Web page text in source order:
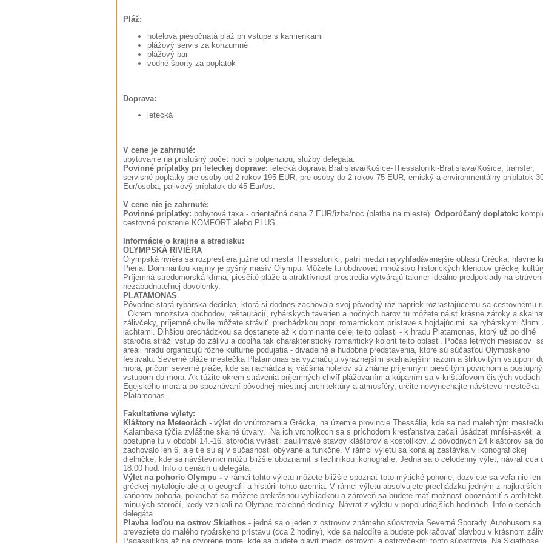
Pláž:
hotelová piesočnatá pláž pri vstupe s kamienkami
plážový servis za konzumné
plážový bar
vodné športy za poplatok
Doprava:
letecká
V cene je zahrnuté:
ubytovanie na príslušný počet nocí s polpenziou, služby delegáta.
Povinné príplatky pri leteckej doprave: letecká doprava Bratislava/Košice-Thessaloniki-Bratislava/Košice, transfer,
servisné poplatky pre osoby od 2 rokov 195 EUR, pre osoby do 2 rokov 75 EUR, emiský a environmentálny príplatok
Eur/osoba, palivový príplatok do 45 Eur/os.
V cene nie je zahrnuté:
Povinné príplatky: pobytová taxa - orientačná cena 7 EUR/izba/noc (platba na mieste). Odporúčaný doplatok:
cestovné poistenie KOMFORT alebo PLUS.
Informácie o krajine a stredisku:
OLYMPSKÁ RIVIÉRA
Olympská riviéra sa rozprestiera južne od mesta Thessaloniki, patrí medzi najvyhľadávanejšie oblasti Grécka, hlavne
Pieria. Dominantou krajiny je pyšný masív Olympu. Môžete tu obdivovať množstvo historických klenotov gréckej
Príjemná stredomorská klíma, piesčité pláže a atraktívnosť prostredia vytvárajú takmer ideálne predpoklady na
nezabudnuteľnej dovolenky.
PLATAMONAS
Pôvodne stará rybárska dedinka, ktorá si dodnes zachovala svoj pôvodný ráz napriek rozrastajúcemu sa cestovnému
. Okrem množstva obchodov, reštaurácií, rybárskych taverien a nočných barov tu môžete nájsť krásne zátoky a
zálivčeky, príjemné chvíle môžete stráviť prechádzkou popri romantickom prístave s hojdajúcimi sa rybárskymi člnmi
jachtami. Dlhšiou prechádzkou sa dostanete až k dominante celej tejto oblasti - k hradu Platamonas, ktorý už po dlhé
stáročia stráži vstup do zálivu a dopĺňa tak charakteristický romantický kolorit tejto oblasti. Počas letných mesiacov
areáli hradu organizujú rôzne kultúrne podujatia - divadelné a hudobné predstavenia, ktoré sú súčasťou Olympského
festivalu. Severné pláže mestečka Platamonas sa vyznačujú výraznejším skalnatejším rázom a štrkovitým vstupom
mora, pričom severné pláže, kde sa nachádza aj väčšina hotelov sú známe príjemným piesčitým povrchom a
vstupom do mora. Ak túžite okrem strávenia príjemných chvíľ plážovaním a kúpaním sa v krišťáľovom čistých vodách
Egejského mora a po spoznávaní pôvodnej miestnej architektúry a atmosféry, určite nevynechajte návštevu mestečka
Platamonas.
Fakultatívne výlety:
Kláštory na Meteorách - výlet do vnútrozemia Grécka, na územie provincie Thessália, kde sa nad malebným
Kalambaka týčia zvláštne skalné útvary. Na ich vrcholkoch sa s príchodom kresťanstva začali úsádzať mnísi-askéti a
postupne tu v období 14.-16. storočia vyrástli zaujímavé stavby kláštorov a kostolíkov. Z pôvodných 24 kláštorov sa
zachovalo len 6, ale tie sú aj v súčasnosti obývané a funkčné. V rámci výletu sa koná aj zastávka v ikonografickej
dielničke, kde sa návštevníci môžu bližšie oboznámiť s technikou ikonografie. Jedná sa o celodenný výlet, návrat cca
18.00 hod. Info o cenách u delegáta.
Výlet na pohorie Olympu - v rámci tohto výletu môžete bližšie spoznať toto mýtické pohorie, dozviete sa veľa nie len
gréckej mytológie ale aj o geografii a histórii tohto územia. V rámci výletu absolvujete prechádzku jedným z najkrajších
kaňonov pohoria, pokochať sa môžete prekrásnou vyhliadkou a zároveň sa budete mať možnosť oboznámiť s
minulých storočí, kedy vznikali na Olympe malebné dedinky. Návrat z výletu v popoludňajších hodinách. Info o cenách
delegáta.
Plavba loďou na ostrov Skiathos - jedná sa o jeden z ostrovov známeho súostrovia Severné Sporady. Autobusom sa
preveziete do malého rybárskeho prístavu (cca 2 hodiny), kde sa nalodíte a budete pokračovať plavbou v krásnom
Pagassitikos až na otvorené more, kde sa budete plaviť medzi ostrovmi a ostrovčekmi tohto súostrovia. Na Skiathose